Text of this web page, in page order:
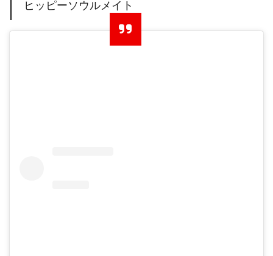
ヒッピーソウルメイト